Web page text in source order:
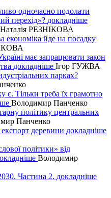
одночасно подолати
перехід»? докладнiше
РЕЗНІКОВА
економіка йде на посадку
має запрацювати закон
докладнiше Ігор ГУЖВА
парках?
є. Тільки треба їх грамотно
Володимир Панченко
політику центральних
Панченко
експорт деревини докладнiше
політики» від
Володимир
Частина 2. докладнiше